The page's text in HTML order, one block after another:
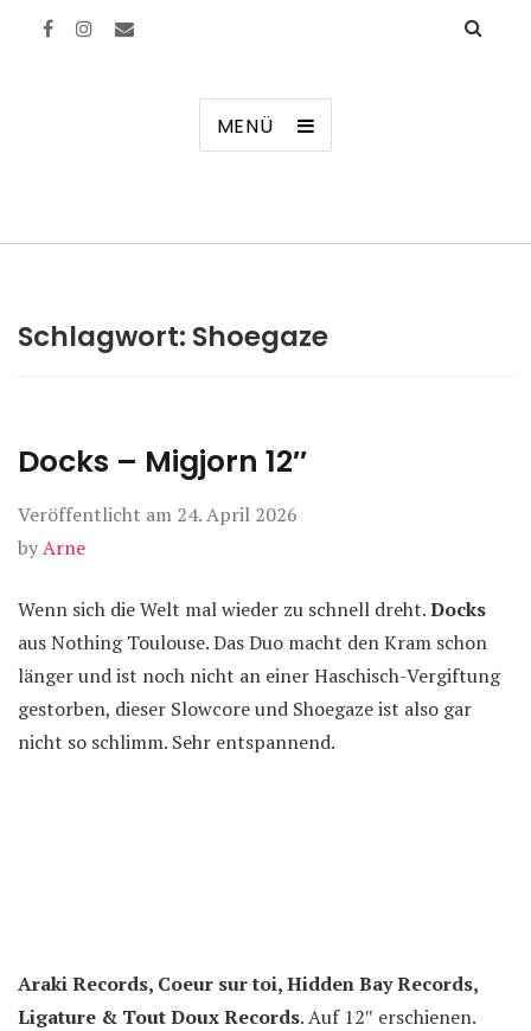
MENÜ
Schlagwort: Shoegaze
Docks – Migjorn 12″
Veröffentlicht am 24. April 2026
byArne
Wenn sich die Welt mal wieder zu schnell dreht.Docks
aus Nothing Toulouse. Das Duo macht den Kram schon
länger und ist noch nicht an einer Haschisch-Vergiftung
gestorben, dieser Slowcore und Shoegaze ist also gar
nicht so schlimm. Sehr entspannend.
Araki Records, Coeur sur toi, Hidden Bay Records,
Ligature & Tout Doux Records. Auf 12″ erschienen.